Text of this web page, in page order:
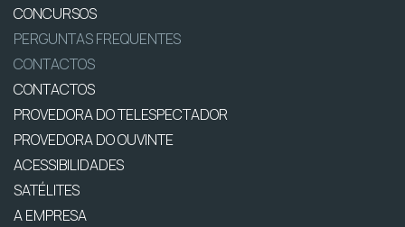
CONCURSOS
PERGUNTAS FREQUENTES
CONTACTOS
CONTACTOS
PROVEDORA DO TELESPECTADOR
PROVEDORA DO OUVINTE
ACESSIBILIDADES
SATÉLITES
A EMPRESA